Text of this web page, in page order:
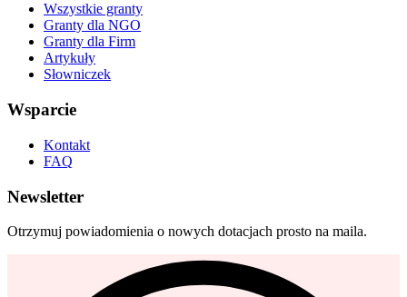
Wszystkie granty
Granty dla NGO
Granty dla Firm
Artykuły
Słowniczek
Wsparcie
Kontakt
FAQ
Newsletter
Otrzymuj powiadomienia o nowych dotacjach prosto na maila.